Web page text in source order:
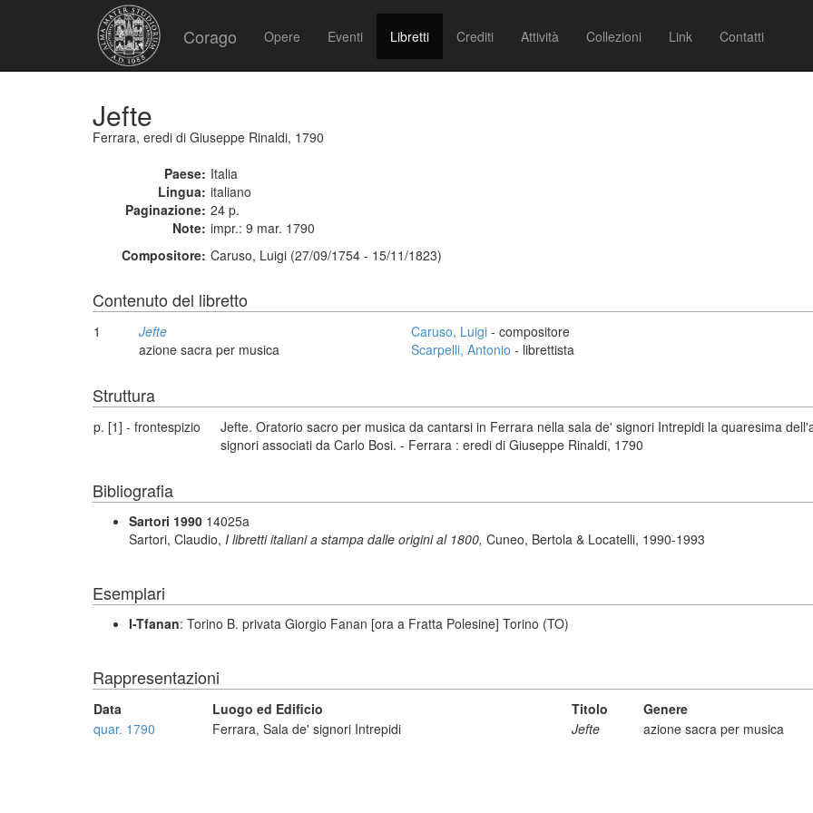
Corago Opere Eventi Libretti Crediti Attività Collezioni Link Contatti
Jefte
Ferrara, eredi di Giuseppe Rinaldi, 1790
Paese: Italia
Lingua: italiano
Paginazione: 24 p.
Note: impr.: 9 mar. 1790
Compositore: Caruso, Luigi (27/09/1754 - 15/11/1823)
Contenuto del libretto
1
Jefte
azione sacra per musica
Caruso, Luigi - compositore
Scarpelli, Antonio - librettista
Struttura
p. [1] - frontespizio
Jefte. Oratorio sacro per musica da cantarsi in Ferrara nella sala de' signori Intrepidi la quaresima
signori associati da Carlo Bosi. - Ferrara : eredi di Giuseppe Rinaldi, 1790
Bibliografia
Sartori 1990 14025a
Sartori, Claudio, I libretti italiani a stampa dalle origini al 1800, Cuneo, Bertola & Locatelli, 1990-1993
Esemplari
I-Tfanan: Torino B. privata Giorgio Fanan [ora a Fratta Polesine] Torino (TO)
Rappresentazioni
Data Luogo ed Edificio Titolo Genere
quar. 1790
Ferrara, Sala de' signori Intrepidi Jefte azione sacra per musica